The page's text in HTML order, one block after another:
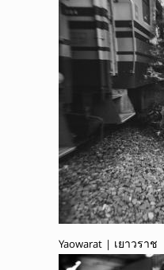
Yaowarat | เยาวราช